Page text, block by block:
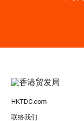
HKTDC.com
联络我们